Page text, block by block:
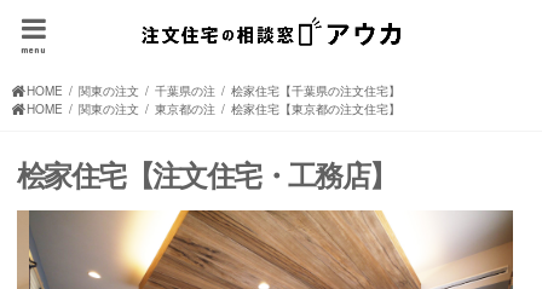
menu
HOME 関東の注文住宅(住宅メーカー、ハウスメーカー)
千葉県の注文住宅(住宅メーカー、ハウスメーカー)
桧家住宅【千葉県の注文住宅】
HOME
関東の注文住宅(住宅メーカー、ハウスメーカー)
東京都の注文住宅(住宅メーカー、ハウスメーカー)
桧家住宅【東京都の注文住宅】
桧家住宅【注文住宅・工務店】